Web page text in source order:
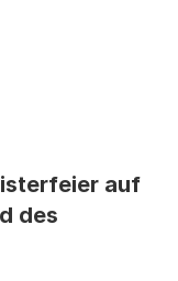
auf
des